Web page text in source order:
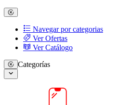
Navegar por categorias
Ver Ofertas
Ver Catálogo
Categorías